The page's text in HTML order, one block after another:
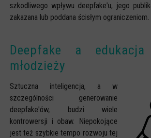
szkodliwego wpływu deepfake'u, jego
zakazana lub poddana ścisłym ograniczeniom.
Deepfake a
młodzieży
Sztuczna inteligencja, a w
szczególności generowanie
deepfake'ów, budzi wiele
kontrowersji i obaw. Niepokojące
jest też szybkie tempo rozwoju tej